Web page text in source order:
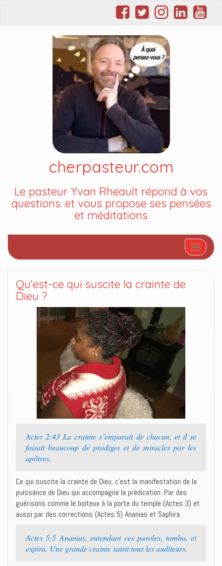
cherpasteur.com
Le pasteur Yvan Rheault répond à vos
questions. et vous propose ses pensées
et méditations
Afficher/
Qu’est-ce qui suscite la crainte de
Dieu ?
Actes 2:43 La crainte s’emparait de chacun, et il se
faisait beaucoup de prodiges et de miracles par les
apôtres.‭
Ce qui suscite la crainte de Dieu, c’est la manifestation de la
puissance de Dieu qui accompagne la prédication. Par des
guérisons comme le boiteux à la porte du temple (Actes 3) et
aussi par des corrections (Actes 5) Ananias et Saphira.
Actes 5:5 ‭‭Ananias, entendant ces paroles, tomba, et
expira. Une grande crainte saisit tous les auditeurs.‭